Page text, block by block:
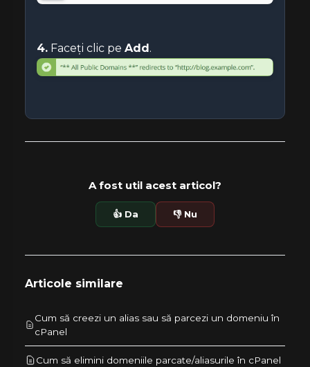
4. Faceți clic pe Add.
A fost util acest articol?
👍 Da 👎 Nu
Articole similare
Cum să creezi un alias sau să parcezi un domeniu în
cPanel
Cum să elimini domeniile parcate/aliasurile în cPanel